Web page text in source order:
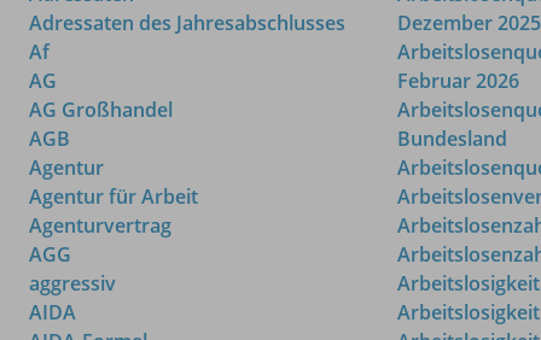
Adressaten des Jahresabschlusses
Af
AG
AG Großhandel
AGB
Agentur
Agentur für Arbeit
Agenturvertrag
AGG
aggressiv
AIDA
Dezember 2025
Februar 2026
Bundesland
Arbeitslosigkeit